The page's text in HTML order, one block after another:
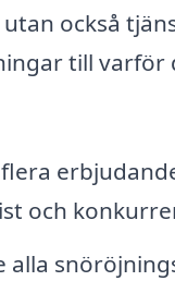
också
till
och
alla